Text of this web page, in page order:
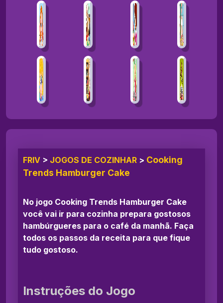
FRIV > JOGOS DE COZINHAR > Cooking
Trends Hamburger Cake
No jogo Cooking Trends Hamburger Cake
você vai ir para cozinha prepara gostosos
hambúrgueres para o café da manhã. Faça
todos os passos da receita para que fique
tudo gostoso.
Instruções do Jogo